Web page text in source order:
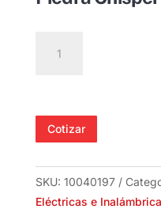
Chispero
Cotizar
SKU: 10040197
Eléctricas e